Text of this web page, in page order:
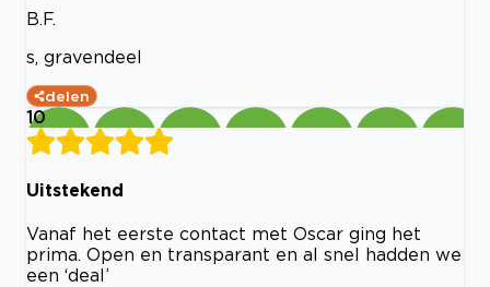
B.F.
s, gravendeel
delen
10
Uitstekend
Vanaf het eerste contact met Oscar ging het
prima. Open en transparant en al snel hadden we
een ‘deal’